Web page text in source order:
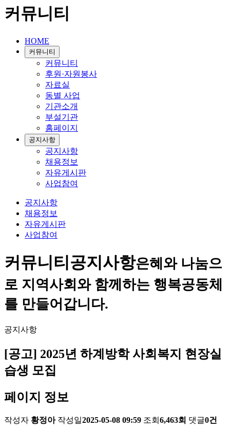
커뮤니티
HOME
커뮤니티
커뮤니티
후원·자원봉사
자료실
동별 사업
기관소개
부설기관
홈페이지
공지사항
공지사항
채용정보
자유게시판
사업참여
공지사항
채용정보
자유게시판
사업참여
커뮤니티공지사항은혜와 나눔으
로 지역사회와 함께하는 행복공동체
를 만들어갑니다.
공지사항
[공고] 2025년 하계방학 사회복지 현장실
습생 모집
페이지 정보
작성자 황정아 작성일2025-05-08 09:59 조회 6,463회 댓글0건